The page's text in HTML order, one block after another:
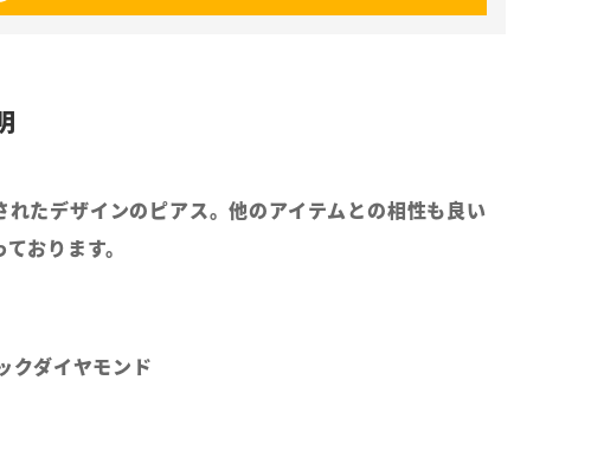
れたデザインのピアス。他のアイテムとの相性も良い
おります。
クダイヤモンド